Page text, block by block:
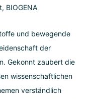
BIOGENA
und bewegende
der
Gekonnt zaubert die
wissenschaftlichen
verständlich